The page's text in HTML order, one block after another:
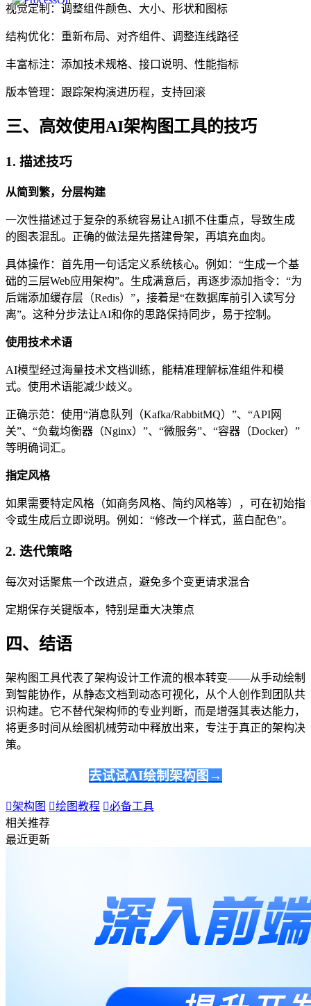
视觉定制：调整组件颜色、大小、形状和图标
结构优化：重新布局、对齐组件、调整连线路径
丰富标注：添加技术规格、接口说明、性能指标
版本管理：跟踪架构演进历程，支持回滚
三、高效使用AI架构图工具的技巧
1. 描述技巧
从简到繁，分层构建
一次性描述过于复杂的系统容易让AI抓不住重点，导致生成
的图表混乱。正确的做法是先搭建骨架，再填充血肉。
具体操作：首先用一句话定义系统核心。例如：“生成一个基
础的三层Web应用架构”。生成满意后，再逐步添加指令：“为
后端添加缓存层（Redis）”，接着是“在数据库前引入读写分
离”。这种分步法让AI和你的思路保持同步，易于控制。
使用技术术语
AI模型经过海量技术文档训练，能精准理解标准组件和模
式。使用术语能减少歧义。
正确示范：使用“消息队列（Kafka/RabbitMQ）”、“API网
关”、“负载均衡器（Nginx）”、“微服务”、“容器（Docker）”
等明确词汇。
指定风格
如果需要特定风格（如商务风格、简约风格等），可在初始指
令或生成后立即说明。例如：“修改一个样式，蓝白配色”。
2. 迭代策略
每次对话聚焦一个改进点，避免多个变更请求混合
定期保存关键版本，特别是重大决策点
四、结语
架构图工具代表了架构设计工作流的根本转变——从手动绘制
到智能协作，从静态文档到动态可视化，从个人创作到团队共
识构建。它不替代架构师的专业判断，而是增强其表达能力，
将更多时间从绘图机械劳动中释放出来，专注于真正的架构决
策。
去试试AI绘制架构图→
架构图 绘图教程 必备工具
相关推荐
最近更新